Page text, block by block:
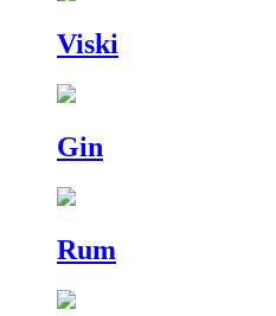
Viski
Gin
Rum